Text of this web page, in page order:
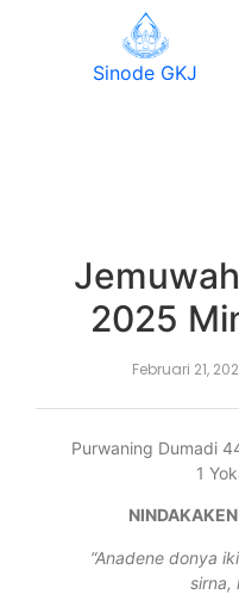
Sinode GKJ
2025
Februari 21,
Purwaning Dumadi
1
“Anadene donya
sirna,